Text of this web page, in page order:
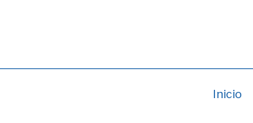
Inicio